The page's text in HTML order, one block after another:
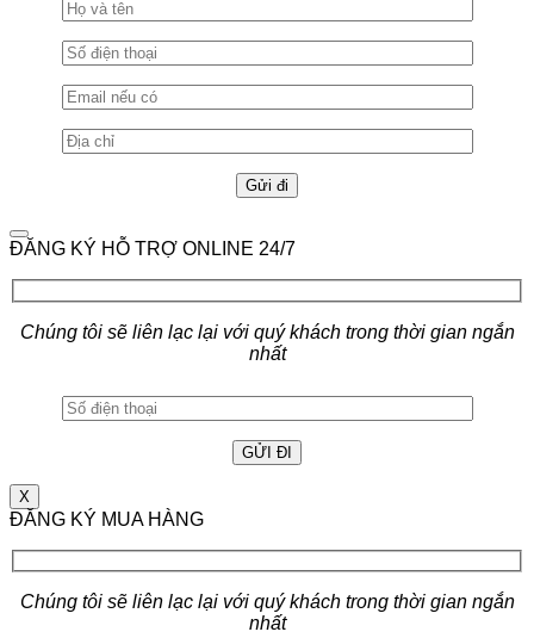
ĐĂNG KÝ HỖ TRỢ ONLINE 24/7
Chúng tôi sẽ liên lạc lại với quý khách trong thời gian ngắn
nhất
X
ĐĂNG KÝ MUA HÀNG
Chúng tôi sẽ liên lạc lại với quý khách trong thời gian ngắn
nhất